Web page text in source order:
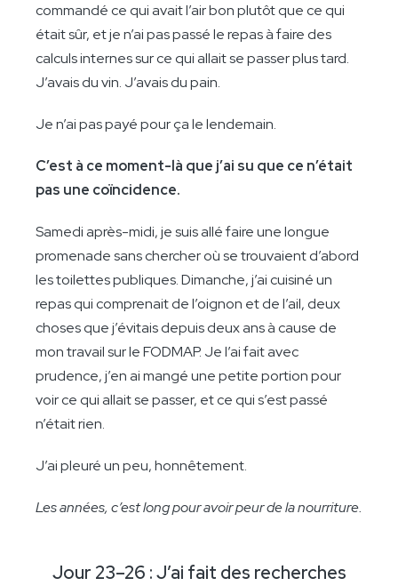
commandé ce qui avait l’air bon plutôt que ce qui
était sûr, et je n’ai pas passé le repas à faire des
calculs internes sur ce qui allait se passer plus tard.
J’avais du vin. J’avais du pain.
Je n’ai pas payé pour ça le lendemain.
C’est à ce moment-là que j’ai su que ce n’était
pas une coïncidence.
Samedi après-midi, je suis allé faire une longue
promenade sans chercher où se trouvaient d’abord
les toilettes publiques. Dimanche, j’ai cuisiné un
repas qui comprenait de l’oignon et de l’ail, deux
choses que j’évitais depuis deux ans à cause de
mon travail sur le FODMAP. Je l’ai fait avec
prudence, j’en ai mangé une petite portion pour
voir ce qui allait se passer, et ce qui s’est passé
n’était rien.
J’ai pleuré un peu, honnêtement.
Les années, c’est long pour avoir peur de la nourriture.
Jour 23–26 : J’ai fait des recherches